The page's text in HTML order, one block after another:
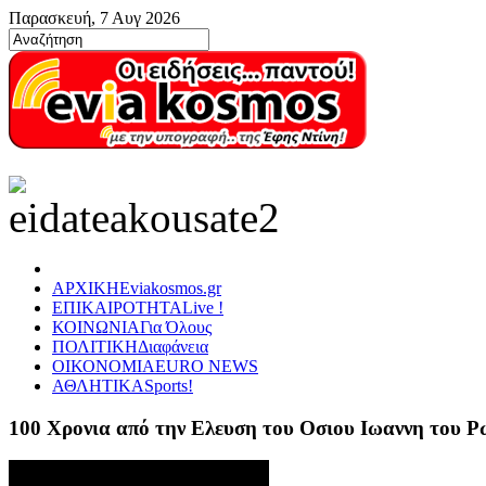
Παρασκευή, 7 Αυγ 2026
ΑΡΧΙΚΗEviakosmos.gr
ΕΠΙΚΑΙΡΟΤΗΤΑLive !
ΚΟΙΝΩΝΙΑΓια Όλους
ΠΟΛΙΤΙΚΗΔιαφάνεια
ΟΙΚΟΝΟΜΙΑEURO NEWS
ΑΘΛΗΤΙΚΑSports!
100 Χρονια από την Ελευση του Οσιου Ιωαννη του